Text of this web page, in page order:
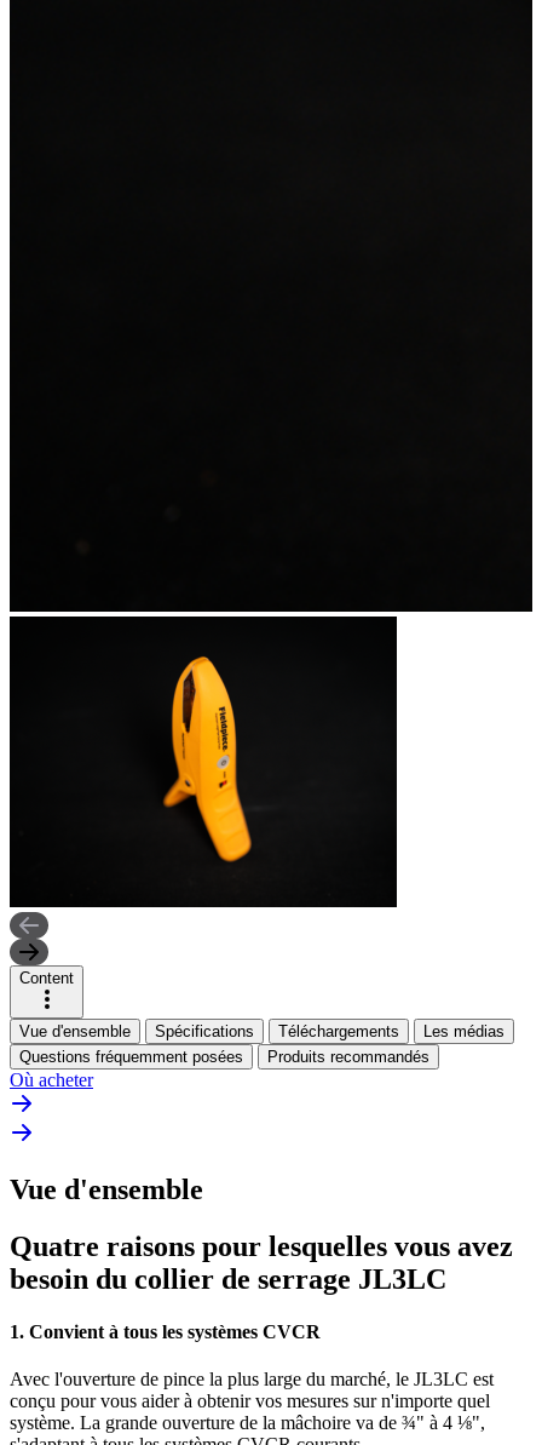
Content
Vue d'ensemble Spécifications Téléchargements
Les médias
Questions fréquemment posées
Produits recommandés
Où acheter
Vue d'ensemble
Quatre raisons pour lesquelles vous avez
besoin du collier de serrage JL3LC
1. Convient à tous les systèmes CVCR
Avec l'ouverture de pince la plus large du marché, le JL3LC est
conçu pour vous aider à obtenir vos mesures sur n'importe quel
système. La grande ouverture de la mâchoire va de ¾" à 4 ⅛",